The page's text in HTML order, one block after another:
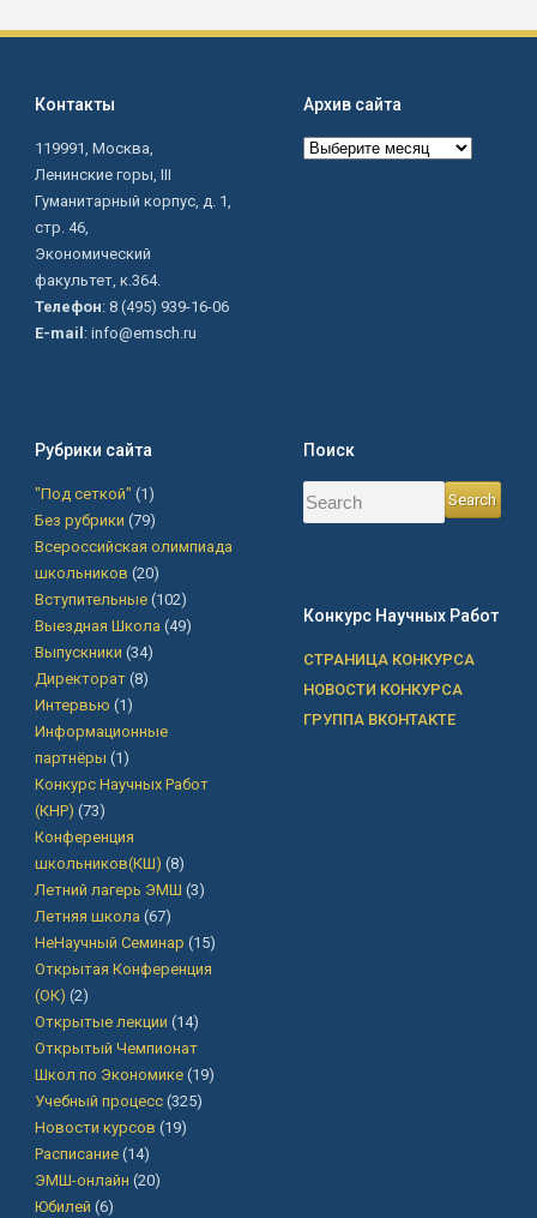
Контакты
119991, Москва,
Ленинские горы, III
Гуманитарный корпус, д. 1,
стр. 46,
Экономический
факультет, к.364.
Телефон: 8 (495) 939-16-06
E-mail : info@emsch.ru
Архив сайта
Архив
Рубрики сайта
"Под сеткой" (1)
Без рубрики (79)
Всероссийская олимпиада
школьников (20)
Вступительные(102)
Выездная Школа (49)
Выпускники (34)
Директорат(8)
Интервью (1)
Информационные
партнёры (1)
Конкурс Научных Работ
(КНР) (73)
Конференция
школьников(КШ) (8)
Летний лагерь ЭМШ (3)
Летняя школа (67)
НеНаучный Семинар (15)
Открытая Конференция
(ОК) (2)
Открытые лекции (14)
Открытый Чемпионат
Школ по Экономике(19)
Учебный процесс(325)
Новости курсов (19)
Расписание(14)
ЭМШ-онлайн (20)
Юбилей (6)
Поиск
Конкурс Научных Работ
СТРАНИЦА КОНКУРСА
НОВОСТИ КОНКУРСА
ГРУППА ВКОНТАКТЕ